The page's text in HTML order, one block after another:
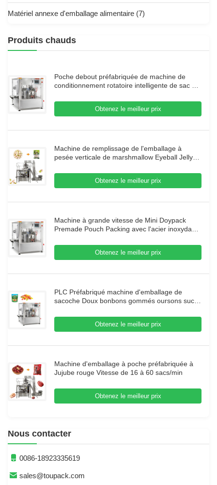
Matériel annexe d'emballage alimentaire (7)
Produits chauds
Poche debout préfabriquée de machine de
conditionnement rotatoire intelligente de sac de
Obtenez le meilleur prix
Machine de remplissage de l'emballage à
pesée verticale de marshmallow Eyeball Jelly
Obtenez le meilleur prix
Machine à grande vitesse de Mini Doypack
Premade Pouch Packing avec l'acier inoxydable
Obtenez le meilleur prix
PLC Préfabriqué machine d'emballage de
sacoche Doux bonbons gommés oursons sucre
d'emballage
Obtenez le meilleur prix
Machine d'emballage à poche préfabriquée à
Jujube rouge Vitesse de 16 à 60 sacs/min
Obtenez le meilleur prix
Nous contacter
0086-18923335619
sales@toupack.com